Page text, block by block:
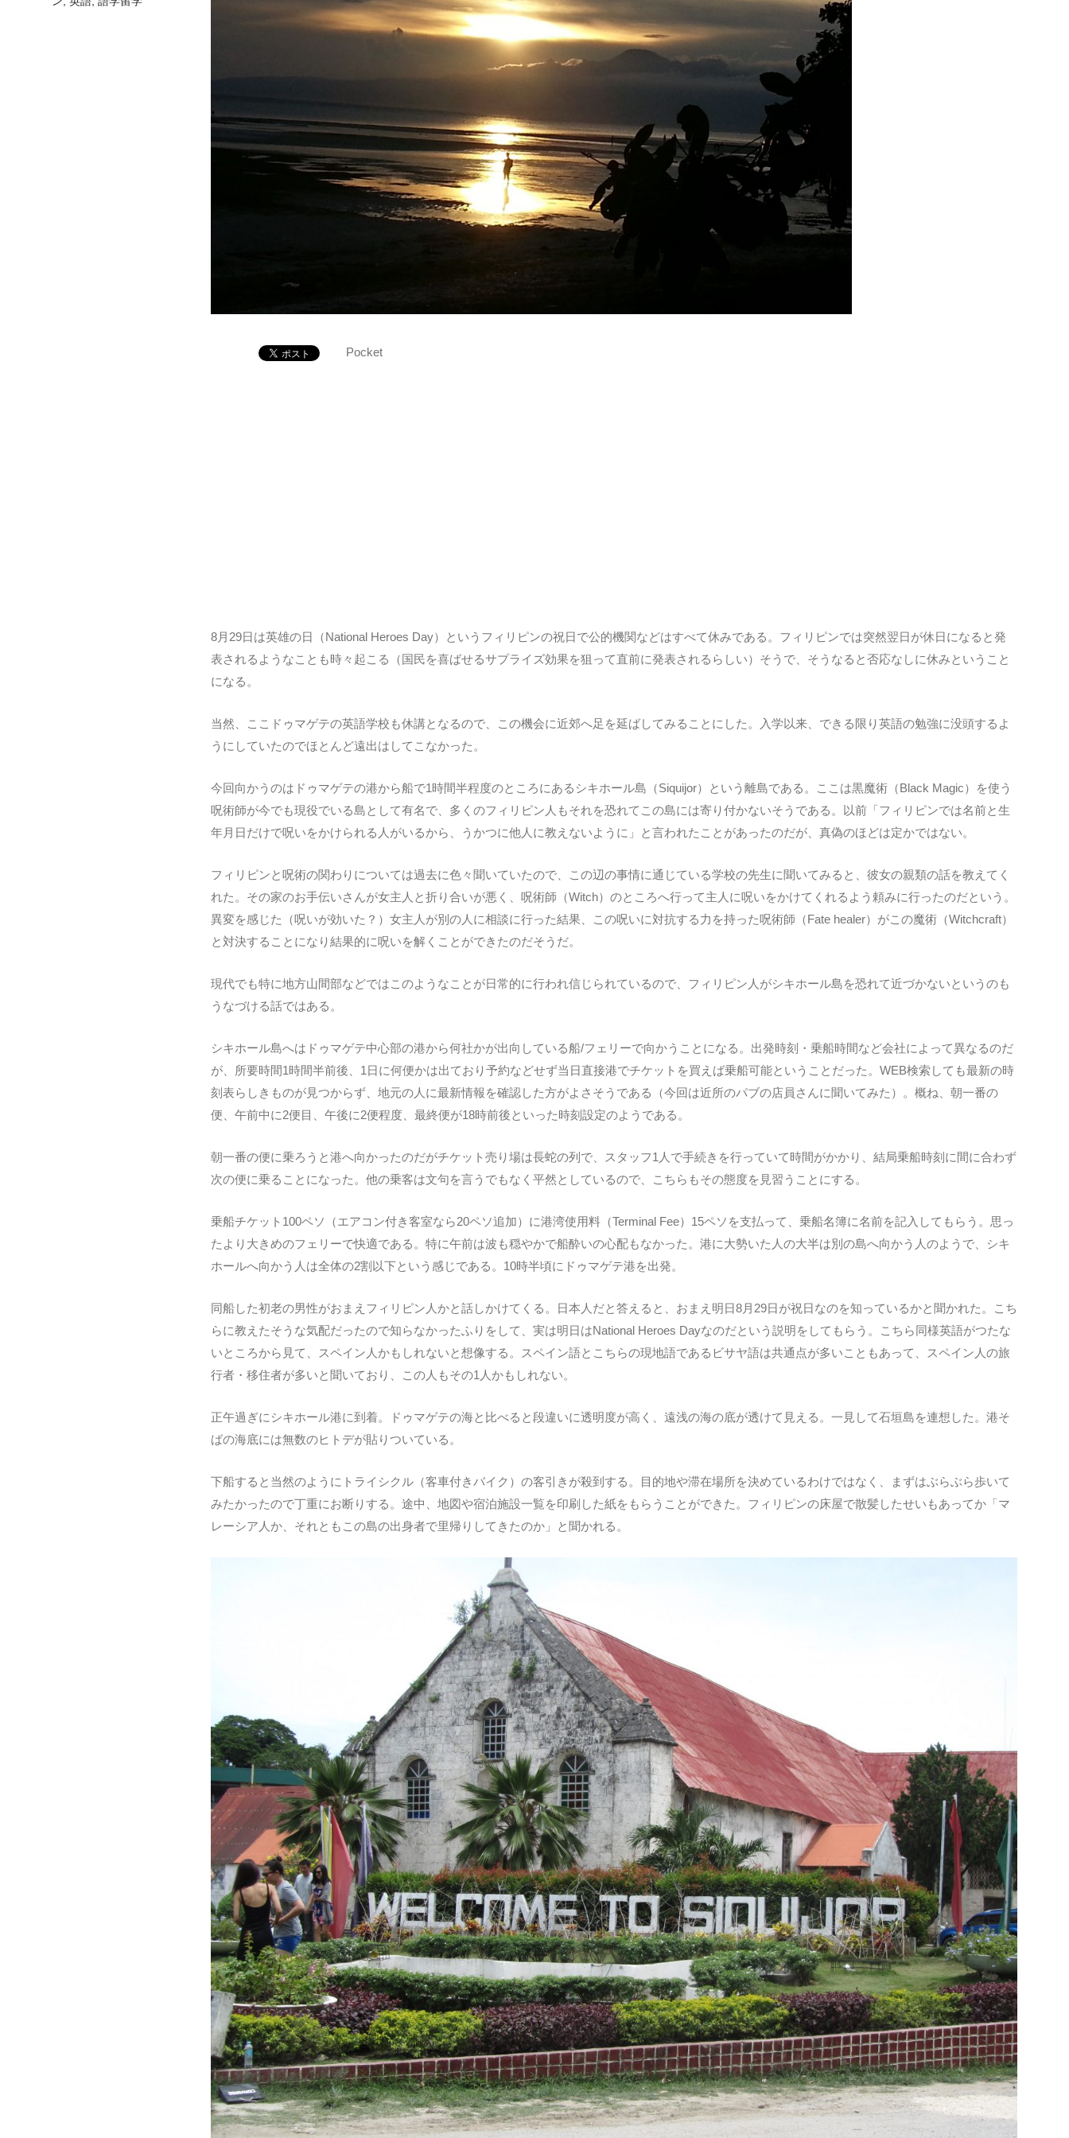
Pocket
8月29日は英雄の日（National Heroes Day）というフィリピンの祝日で公的機関などはすべて休みである。フィリピンでは突然翌日が休日になると発
表されるようなことも時々起こる（国民を喜ばせるサプライズ効果を狙って直前に発表されるらしい）そうで、そうなると否応なしに休みということ
になる。
当然、ここドゥマゲテの英語学校も休講となるので、この機会に近郊へ足を延ばしてみることにした。入学以来、できる限り英語の勉強に没頭するよ
うにしていたのでほとんど遠出はしてこなかった。
今回向かうのはドゥマゲテの港から船で1時間半程度のところにあるシキホール島（Siquijor）という離島である。ここは黒魔術（Black Magic）を使う
呪術師が今でも現役でいる島として有名で、多くのフィリピン人もそれを恐れてこの島には寄り付かないそうである。以前「フィリピンでは名前と生
年月日だけで呪いをかけられる人がいるから、うかつに他人に教えないように」と言われたことがあったのだが、真偽のほどは定かではない。
フィリピンと呪術の関わりについては過去に色々聞いていたので、この辺の事情に通じている学校の先生に聞いてみると、彼女の親類の話を教えてく
れた。その家のお手伝いさんが女主人と折り合いが悪く、呪術師（Witch）のところへ行って主人に呪いをかけてくれるよう頼みに行ったのだという。
異変を感じた（呪いが効いた？）女主人が別の人に相談に行った結果、この呪いに対抗する力を持った呪術師（Fate healer）がこの魔術（Witchcraft）
と対決することになり結果的に呪いを解くことができたのだそうだ。
現代でも特に地方山間部などではこのようなことが日常的に行われ信じられているので、フィリピン人がシキホール島を恐れて近づかないというのも
うなづける話ではある。
シキホール島へはドゥマゲテ中心部の港から何社かが出向している船/フェリーで向かうことになる。出発時刻・乗船時間など会社によって異なるのだ
が、所要時間1時間半前後、1日に何便かは出ており予約などせず当日直接港でチケットを買えば乗船可能ということだった。WEB検索しても最新の時
刻表らしきものが見つからず、地元の人に最新情報を確認した方がよさそうである（今回は近所のパブの店員さんに聞いてみた）。概ね、朝一番の
便、午前中に2便目、午後に2便程度、最終便が18時前後といった時刻設定のようである。
朝一番の便に乗ろうと港へ向かったのだがチケット売り場は長蛇の列で、スタッフ1人で手続きを行っていて時間がかかり、結局乗船時刻に間に合わず
次の便に乗ることになった。他の乗客は文句を言うでもなく平然としているので、こちらもその態度を見習うことにする。
乗船チケット100ペソ（エアコン付き客室なら20ペソ追加）に港湾使用料（Terminal Fee）15ペソを支払って、乗船名簿に名前を記入してもらう。思っ
たより大きめのフェリーで快適である。特に午前は波も穏やかで船酔いの心配もなかった。港に大勢いた人の大半は別の島へ向かう人のようで、シキ
ホールへ向かう人は全体の2割以下という感じである。10時半頃にドゥマゲテ港を出発。
同船した初老の男性がおまえフィリピン人かと話しかけてくる。日本人だと答えると、おまえ明日8月29日が祝日なのを知っているかと聞かれた。こち
らに教えたそうな気配だったので知らなかったふりをして、実は明日はNational Heroes Dayなのだという説明をしてもらう。こちら同様英語がつたな
いところから見て、スペイン人かもしれないと想像する。スペイン語とこちらの現地語であるビサヤ語は共通点が多いこともあって、スペイン人の旅
行者・移住者が多いと聞いており、この人もその1人かもしれない。
正午過ぎにシキホール港に到着。ドゥマゲテの海と比べると段違いに透明度が高く、遠浅の海の底が透けて見える。一見して石垣島を連想した。港そ
ばの海底には無数のヒトデが貼りついている。
下船すると当然のようにトライシクル（客車付きバイク）の客引きが殺到する。目的地や滞在場所を決めているわけではなく、まずはぶらぶら歩いて
みたかったので丁重にお断りする。途中、地図や宿泊施設一覧を印刷した紙をもらうことができた。フィリピンの床屋で散髪したせいもあってか「マ
レーシア人か、それともこの島の出身者で里帰りしてきたのか」と聞かれる。